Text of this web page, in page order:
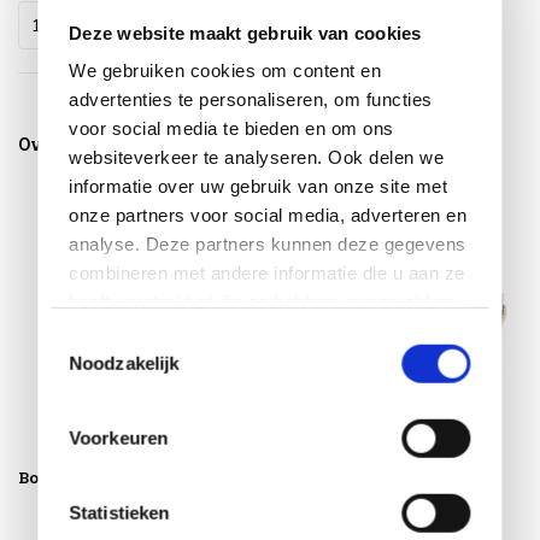
Deze website maakt gebruik van cookies
We gebruiken cookies om content en
advertenties te personaliseren, om functies
voor social media te bieden en om ons
websiteverkeer te analyseren. Ook delen we
informatie over uw gebruik van onze site met
onze partners voor social media, adverteren en
analyse. Deze partners kunnen deze gegevens
combineren met andere informatie die u aan ze
Noodzakelijk
Voorkeuren
Statistieken
Overige categorieën in Tuinbanken
Boombanken